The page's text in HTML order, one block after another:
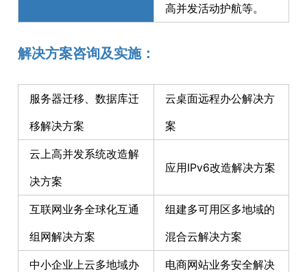
高并发活动护航等。
解决方案咨询及实施：
服务器迁移、数据库迁
移解决方案
云桌面远程办公解决方
案
云上高并发系统改造解
决方案
应用IPv6改造解决方案
互联网业务全球化互通
组网解决方案
组建多可用区多地域的
混合云解决方案
中小企业上云多地域办
电商网站业务安全解决